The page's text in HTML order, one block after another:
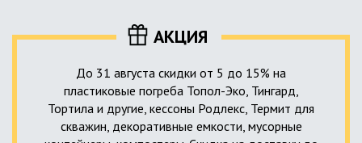
от исполнения.
АКЦИЯ
До 31 августа скидки от 5 до 15% на
пластиковые погреба Топол-Эко, Тингард,
Тортила и другие, кессоны Родлекс, Термит для
скважин, декоративные емкости, мусорные